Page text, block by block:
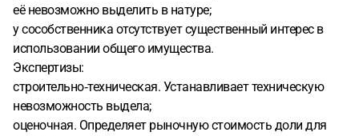
её невозможно выделить в натуре;
у сособственника отсутствует существенный интерес в
использовании общего имущества.
Экспертизы:
строительно‑техническая. Устанавливает техническую
невозможность выдела;
оценочная. Определяет рыночную стоимость доли для